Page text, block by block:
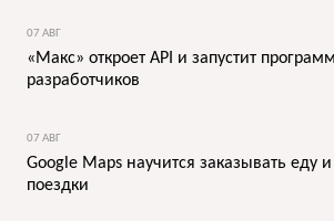
07 АВГ
«Макс» откроет API и запустит
разработчиков
07 АВГ
Google Maps научится заказывать еду
поездки